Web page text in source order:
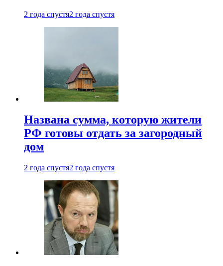
2 года спустя2 года спустя
Названа сумма, которую жители
РФ готовы отдать за загородный
дом
2 года спустя2 года спустя